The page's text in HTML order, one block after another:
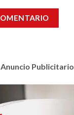
Anuncio Publicitario